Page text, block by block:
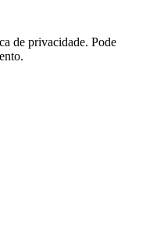
de privacidade. Pode